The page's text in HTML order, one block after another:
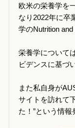
欧米の栄養学を
なり2022年に卒
学のNutrition and
栄養学について
ビデンスに基づ
また私自身が
サイトを訪れて
た！”という情報